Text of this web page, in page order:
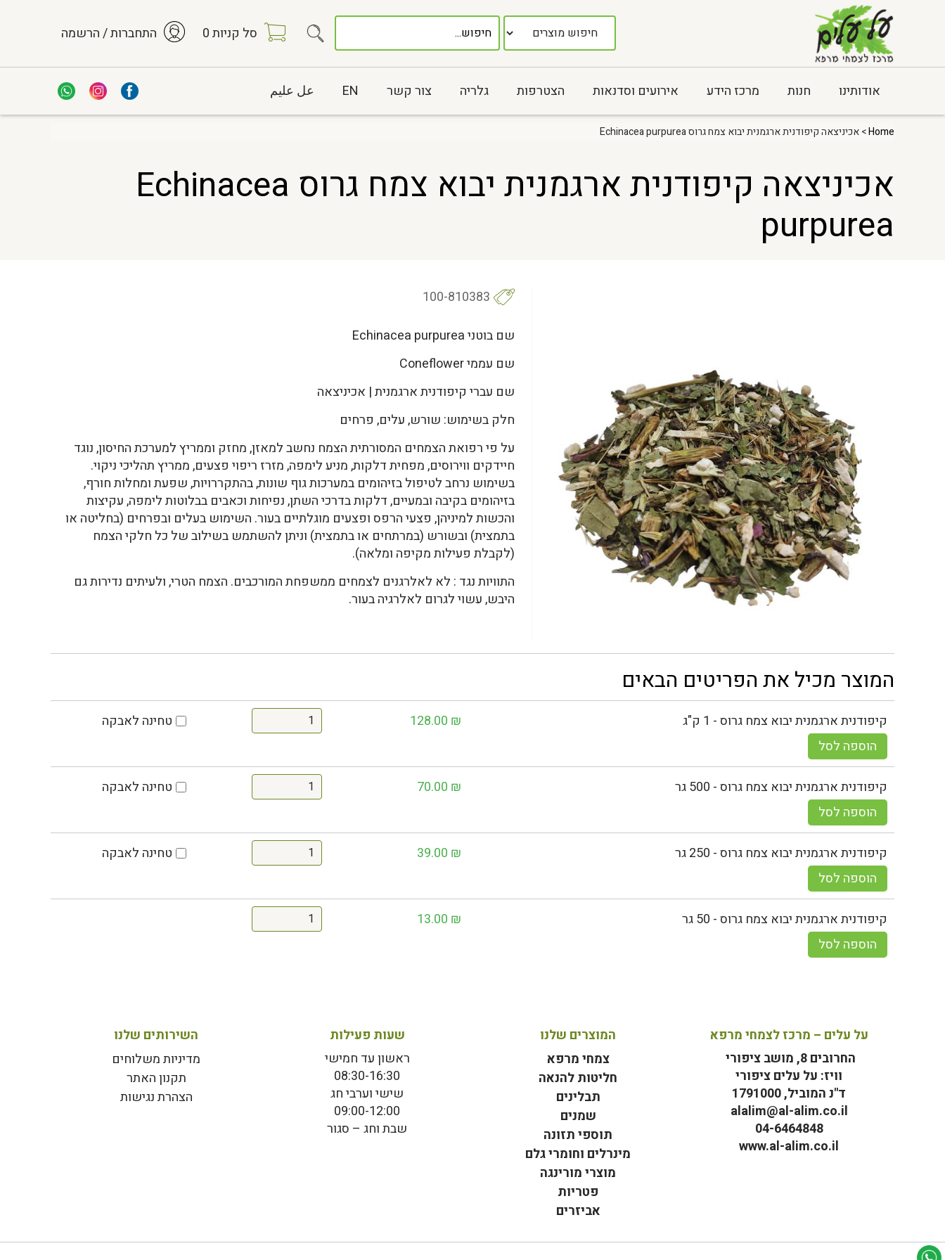
סל קניות0 התחברות / הרשמה
אודותינו חנות מרכז הידע אירועים וסדנאות הצטרפות גלריה צור קשר EN عل عليم
Home> אכיניצאה קיפודנית ארגמנית יבוא צמח גרוס Echinacea purpurea
אכיניצאה קיפודנית ארגמנית יבוא צמח גרוס Echinacea
purpurea
100-810383
שם בוטני Echinacea purpurea
שם עממי Coneflower
שם עברי קיפודנית ארגמנית | אכיניצאה
חלק בשימוש: שורש, עלים, פרחים
על פי רפואת הצמחים המסורתית הצמח נחשב למאזן, מחזק וממריץ למערכת החיסון, נוגד
חיידקים ווירוסים, מפחית דלקות, מניע לימפה, מזרז ריפוי פצעים, ממריץ תהליכי ניקוי.
בשימוש נרחב לטיפול בזיהומים במערכות גוף שונות, בהתקררויות, שפעת ומחלות חורף,
בזיהומים בקיבה ובמעיים, דלקות בדרכי השתן, נפיחות וכאבים בבלוטות לימפה, עקיצות
והכשות למיניהן, פצעי הרפס ופצעים מוגלתיים בעור. השימוש בעלים ובפרחים (בחליטה או
בתמצית) ובשורש (במרתחים או בתמצית) וניתן להשתמש בשילוב של כל חלקי הצמח
(לקבלת פעילות מקיפה ומלאה).
התוויות נגד : לא לאלרגנים לצמחים ממשפחת המורכבים. הצמח הטרי, ולעיתים נדירות גם
היבש, עשוי לגרום לאלרגיה בעור.
המוצר מכיל את הפריטים הבאים
קיפודנית ארגמנית יבוא צמח גרוס - 1 ק"ג 128.00 ₪
טחינה לאבקה
הוספה לסל
קיפודנית ארגמנית יבוא צמח גרוס - 500 גר 70.00 ₪
טחינה לאבקה
הוספה לסל
קיפודנית ארגמנית יבוא צמח גרוס - 250 גר 39.00 ₪
טחינה לאבקה
הוספה לסל
קיפודנית ארגמנית יבוא צמח גרוס - 50 גר 13.00 ₪
הוספה לסל
על עלים – מרכז לצמחי מרפא
החרובים 8, מושב ציפורי
וויז: על עלים ציפורי
ד"נ המוביל, 1791000
alalim@al-alim.co.il
04-6464848
www.al-alim.co.il
המוצרים שלנו
צמחי מרפא
חליטות להנאה
תבלינים
שמנים
תוספי תזונה
מינרלים וחומרי גלם
מוצרי מורינגה
פטריות
אביזרים
שעות פעילות
ראשון עד חמישי
08:30-16:30
שישי וערבי חג
09:00-12:00
שבת וחג – סגור
השירותים שלנו
מדיניות משלוחים
תקנון האתר
הצהרת נגישות